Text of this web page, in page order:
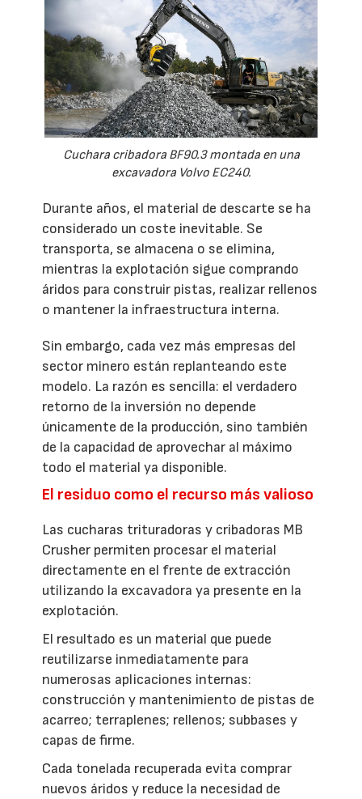
Cuchara cribadora BF90.3 montada en una
excavadora Volvo EC240.
Durante años, el material de descarte se ha
considerado un coste inevitable. Se
transporta, se almacena o se elimina,
mientras la explotación sigue comprando
áridos para construir pistas, realizar rellenos
o mantener la infraestructura interna.
Sin embargo, cada vez más empresas del
sector minero están replanteando este
modelo. La razón es sencilla: el verdadero
retorno de la inversión no depende
únicamente de la producción, sino también
de la capacidad de aprovechar al máximo
todo el material ya disponible.
El residuo como el recurso más valioso
Las cucharas trituradoras y cribadoras MB
Crusher permiten procesar el material
directamente en el frente de extracción
utilizando la excavadora ya presente en la
explotación.
El resultado es un material que puede
reutilizarse inmediatamente para
numerosas aplicaciones internas:
construcción y mantenimiento de pistas de
acarreo; terraplenes; rellenos; subbases y
capas de firme.
Cada tonelada recuperada evita comprar
nuevos áridos y reduce la necesidad de